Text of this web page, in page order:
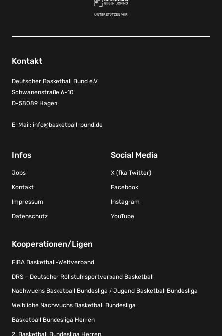
UNTERSTÜTZEN WIR
Kontakt
Deutscher Basketball Bund e.V
Schwanenstraße 6-10
D-58089 Hagen
E-Mail: info@basketball-bund.de
Infos
Jobs
Kontakt
Impressum
Datenschutz
Social Media
X (fka Twitter)
Facebook
Instagram
YouTube
Kooperationen/Ligen
FIBA Basketball-Weltverband
DRS – Deutscher Rollstuhlsportverband Basketball
Nachwuchs Basketball Bundesliga / Jugend Basketball Bundesliga
Weibliche Nachwuchs Basketball Bundesliga
Basketball Bundesliga Herren
2. Basketball Bundesliga Herren